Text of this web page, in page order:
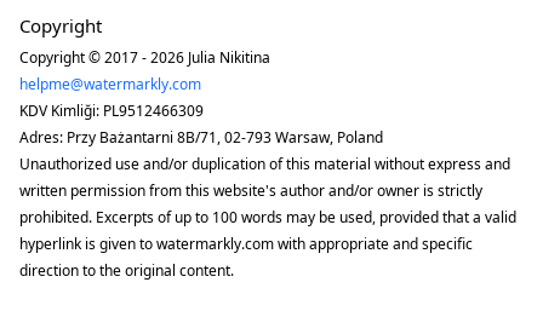
Copyright
Copyright © 2017 - 2026 Julia Nikitina
helpme@watermarkly.com
KDV Kimliği: PL9512466309
Adres: Przy Bażantarni 8B/71, 02-793 Warsaw, Poland
Unauthorized use and/or duplication of this material without express and
written permission from this website's author and/or owner is strictly
prohibited. Excerpts of up to 100 words may be used, provided that a valid
hyperlink is given to watermarkly.com with appropriate and specific
direction to the original content.